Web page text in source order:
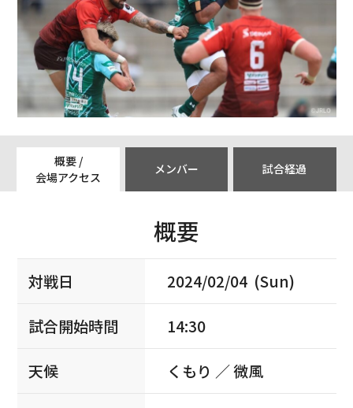
概要 /
会場アクセス
メンバー 試合経過
概要
対戦日 2024/02/04 (Sun)
試合開始時間 14:30
天候 くもり ／ 微風